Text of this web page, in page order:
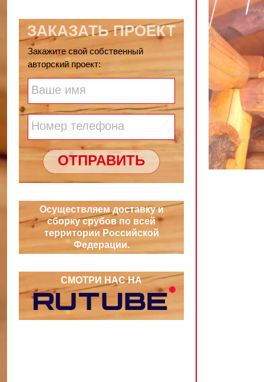
ЗАКАЗАТЬ ПРОЕКТ
Закажите свой собственный
авторский проект:
Ваше имя
Номер телефона
ОТПРАВИТЬ
Осуществляем доставку и
сборку срубов по всей
территории Российской
Федерации.
СМОТРИ НАС НА